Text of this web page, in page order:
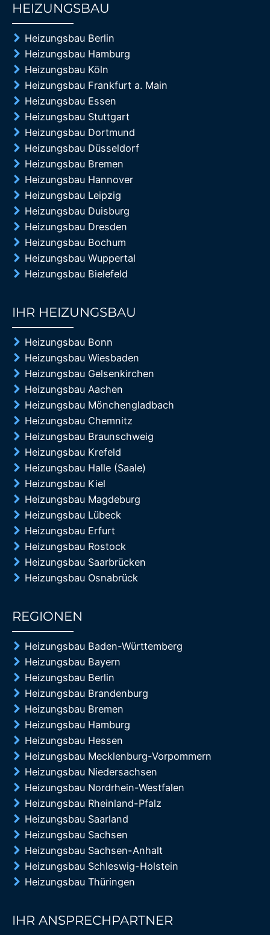
HEIZUNGSBAU
Heizungsbau Berlin
Heizungsbau Hamburg
Heizungsbau Köln
Heizungsbau Frankfurt a. Main
Heizungsbau Essen
Heizungsbau Stuttgart
Heizungsbau Dortmund
Heizungsbau Düsseldorf
Heizungsbau Bremen
Heizungsbau Hannover
Heizungsbau Leipzig
Heizungsbau Duisburg
Heizungsbau Dresden
Heizungsbau Bochum
Heizungsbau Wuppertal
Heizungsbau Bielefeld
IHR HEIZUNGSBAU
Heizungsbau Bonn
Heizungsbau Wiesbaden
Heizungsbau Gelsenkirchen
Heizungsbau Aachen
Heizungsbau Mönchengladbach
Heizungsbau Chemnitz
Heizungsbau Braunschweig
Heizungsbau Krefeld
Heizungsbau Halle (Saale)
Heizungsbau Kiel
Heizungsbau Magdeburg
Heizungsbau Lübeck
Heizungsbau Erfurt
Heizungsbau Rostock
Heizungsbau Saarbrücken
Heizungsbau Osnabrück
REGIONEN
Heizungsbau Baden-Württemberg
Heizungsbau Bayern
Heizungsbau Berlin
Heizungsbau Brandenburg
Heizungsbau Bremen
Heizungsbau Hamburg
Heizungsbau Hessen
Heizungsbau Mecklenburg-Vorpommern
Heizungsbau Niedersachsen
Heizungsbau Nordrhein-Westfalen
Heizungsbau Rheinland-Pfalz
Heizungsbau Saarland
Heizungsbau Sachsen
Heizungsbau Sachsen-Anhalt
Heizungsbau Schleswig-Holstein
Heizungsbau Thüringen
IHR ANSPRECHPARTNER